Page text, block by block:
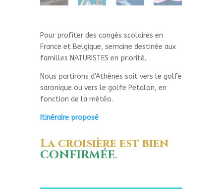
Pour profiter des congés scolaires en
France et Belgique, semaine destinée aux
familles NATURISTES en priorité.
Nous partirons d'Athènes soit vers le golfe
saronique ou vers le golfe Petalon, en
fonction de la météo.
Itinéraire proposé
La croisière est bien
CONFIRMÉE.